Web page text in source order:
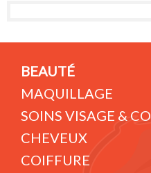
BEAUTÉ
MAQUILLAGE
SOINS VISAGE &
CHEVEUX
COIFFURE